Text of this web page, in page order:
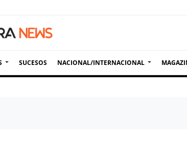
SUCESOS NACIONAL/INTERNACIONAL